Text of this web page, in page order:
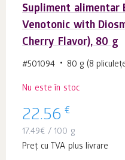
Supliment alimentar
Venotonic with
Cherry Flavor), 80 g
#501094 80 g (8
Nu este în stoc
22.56 €
17.49€ / 100 g
Preț cu TVA plus livrare